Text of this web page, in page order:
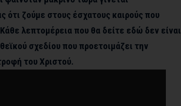
ότι ζούμε στους έσχατους καιρούς που
λεπτομέρεια που θα δείτε εδώ δεν είναι
σχεδίου που προετοιμάζει την
του Χριστού.